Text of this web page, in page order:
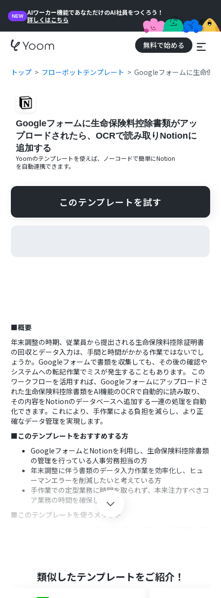
NEW
AIワーカー機能であなただけのAI社員をつくろう！
詳しくはこちら
無料で始める
トップ フローボットテンプレート Googleフォームに生命保
Googleフォームに生命保険料控除書類がアッ
プロードされたら、OCRで読み取りNotionに
追加する
Yoomのテンプレートを使えば、ノーコードで簡単にNotion
を自動連携できます。
このテンプレートを試す
■概要
年末調整の時期、従業員から提出される生命保険料控除証明書
の回収とデータ入力は、手間と時間がかかる作業ではないでし
ょうか。Googleフォームで書類を収集しても、その後の確認や
システムへの転記作業でミスが発生することもあります。 この
ワークフローを活用すれば、Googleフォームにアップロードさ
れた生命保険料控除書類をAI機能のOCRで自動的に読み取り、
その内容をNotionのデータベースへ追加する一連の処理を自動
化できます。これにより、手作業による負担を減らし、より正
確なデータ管理を実現します。
■このテンプレートをおすすめする方
GoogleフォームとNotionを利用し、生命保険料控除書類
の管理を行っている人事労務担当の方
年末調整に伴う書類のデータ入力作業を効率化し、ヒュ
ーマンエラーを削減したいと考えている方
手作業での定型業務に時間を取られず、本来注力すべきコ
ア業務の時間を確保したい方
■このテンプレートを使うメリット
間違いや項目の入力漏れといったヒューマンエラーのリ
類似したテンプレートをご紹介！